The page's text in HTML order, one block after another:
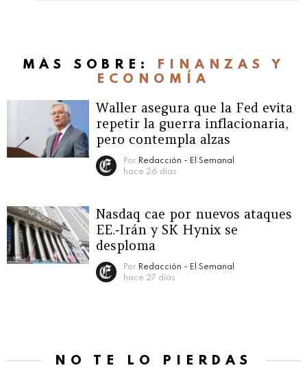
MÁS SOBRE:
FINANZAS Y
ECONOMÍA
Waller asegura que la Fed evita
repetir la guerra inflacionaria,
pero contempla alzas
Por Redacción - El Semanal
hace 26 días
Nasdaq cae por nuevos ataques
EE.‑Irán y SK Hynix se
desploma
Por Redacción - El Semanal
hace 27 días
NO TE LO PIERDAS